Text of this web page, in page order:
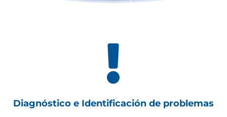

Diagnóstico e Identificación de problemas